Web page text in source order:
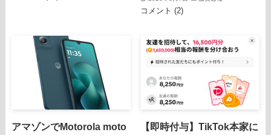
コメント (2)
アマゾンでMotorola moto
【即時付与】TikTok本家に